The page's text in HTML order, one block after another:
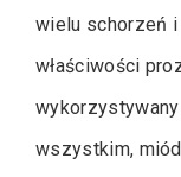
wielu schorzeń
właściwości
wszystkim,